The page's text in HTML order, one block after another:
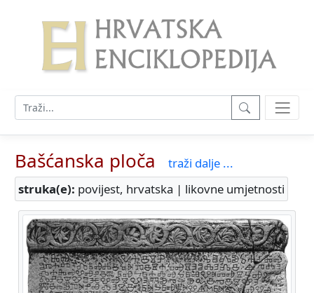
Bašćanska ploča
traži dalje ...
struka(e): povijest, hrvatska | likovne umjetnosti